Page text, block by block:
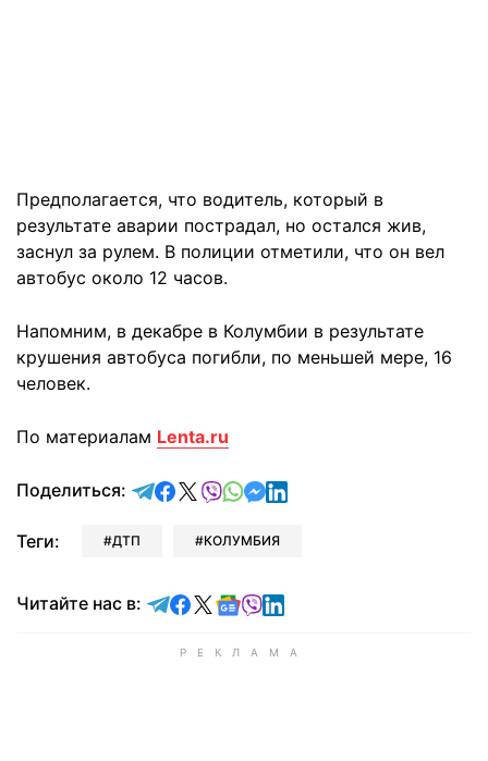
Предполагается, что водитель, который в
результате аварии пострадал, но остался жив,
заснул за рулем. В полиции отметили, что он вел
автобус около 12 часов.
Напомним, в декабре в Колумбии в результате
крушения автобуса погибли, по меньшей мере, 16
человек.
По материалам Lenta.ru
Поделиться: отправить в Telegram
поделиться в Facebook
поделиться в X
отправить в Viber
отправить в Whatsapp
отправить в Messenger
отправить в LinkedIn
Теги: ДТП КОЛУМБИЯ
Читайте нас в: Читайте в Telegram
Читайте в Facebook
Читайте в X
Читайте в Google news
Читайте в Viber
Читайте в LinkedIn